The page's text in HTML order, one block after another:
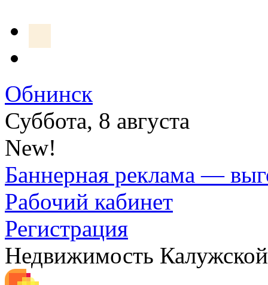
Обнинск
Суббота, 8 августа
New!
Баннерная реклама —
Рабочий кабинет
Регистрация
Недвижимость